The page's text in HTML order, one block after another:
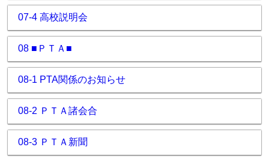
07-4 高校説明会
08 ■ＰＴＡ■
08-1 PTA関係のお知らせ
08-2 ＰＴＡ諸会合
08-3 ＰＴＡ新聞